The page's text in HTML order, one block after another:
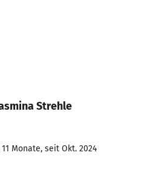
Strehle
11 Monate, seit Okt. 2024